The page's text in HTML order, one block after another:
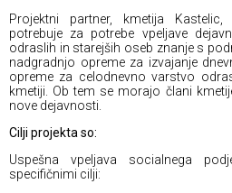
Projektni partner, kmetija
potrebuje za potrebe vpeljave
odraslih in starejših oseb znanje s
nadgradnjo opreme za izvajanje
opreme za celodnevno varstvo
kmetiji. Ob tem se morajo člani
nove dejavnosti.
Cilji projekta so:
Uspešna vpeljava socialnega
specifičnimi cilji: